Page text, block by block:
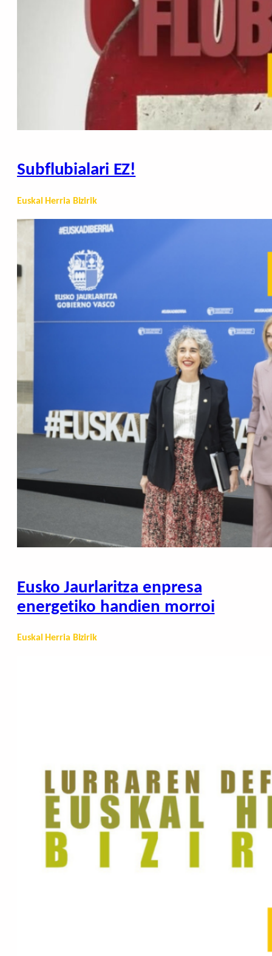
Subflubialari EZ!
Euskal Herria Bizirik
Eusko Jaurlaritza enpresa
energetiko handien morroi
Euskal Herria Bizirik